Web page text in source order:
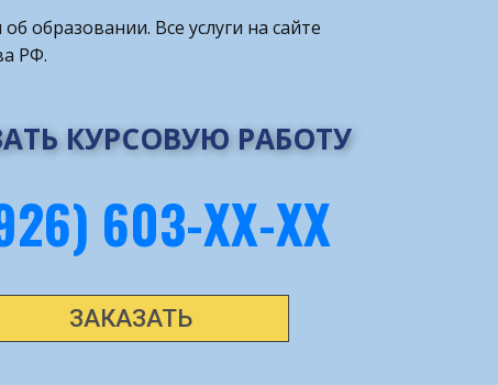
образовании. Все услуги на сайте
РФ.
КУРСОВУЮ РАБОТУ
603-ХХ-ХХ
ЗАКАЗАТЬ